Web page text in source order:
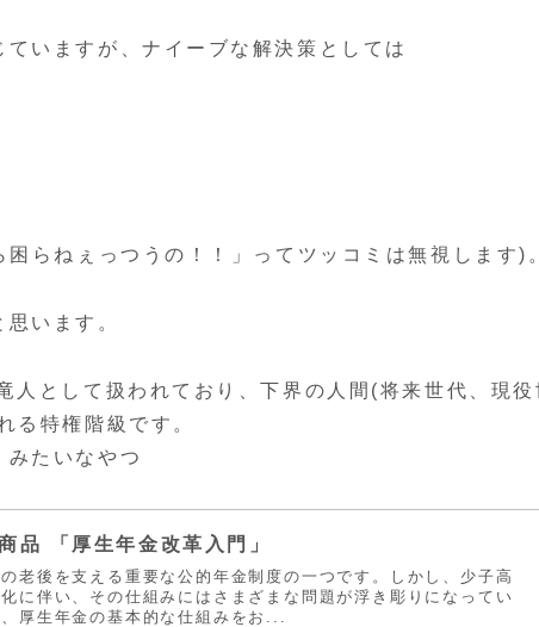
いますが、ナイーブな解決策としては
らねぇっつうの！！」ってツッコミは無視します)。
います。
人として扱われており、下界の人間(将来世代、現役
る特権階級です。
たいなやつ
品 「厚生年金改革入門」
老後を支える重要な公的年金制度の一つです。しかし、少子高
に伴い、その仕組みにはさまざまな問題が浮き彫りになってい
厚生年金の基本的な仕組みをお...